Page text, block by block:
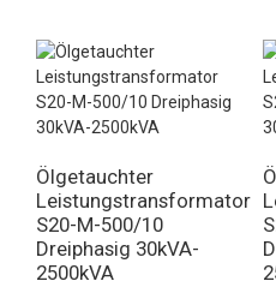
Ölgetauchter
Leistungstransformator
S20-M-500/10
Dreiphasig 30kVA-
2500kVA